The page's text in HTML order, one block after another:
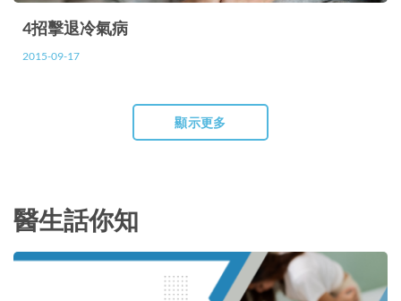
4招擊退冷氣病
2015-09-17
顯示更多
醫生話你知